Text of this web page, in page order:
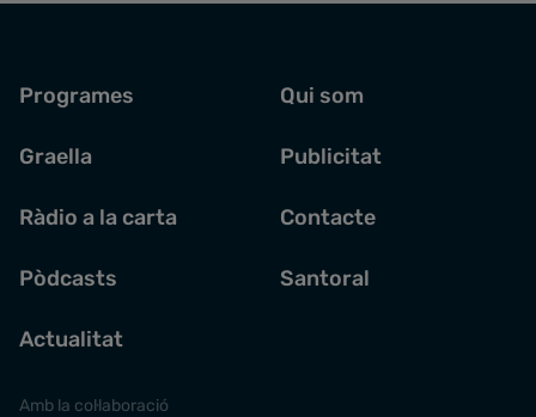
Programes
Graella
Ràdio a la carta
Pòdcasts
Actualitat
Qui som
Publicitat
Contacte
Santoral
Amb la col·laboració